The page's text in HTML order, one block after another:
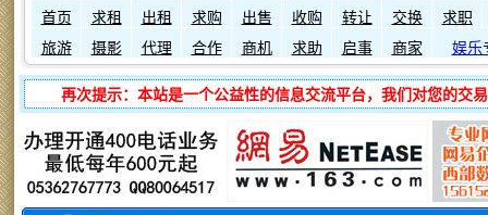
首页 求租 出租 求购 出售 收购 转让 交换
求职
旅游
摄影 代理 合作 商机 求助 启事 商家 娱乐
再次提示：本站是一个公益性的信息交流平台，我们对您的交